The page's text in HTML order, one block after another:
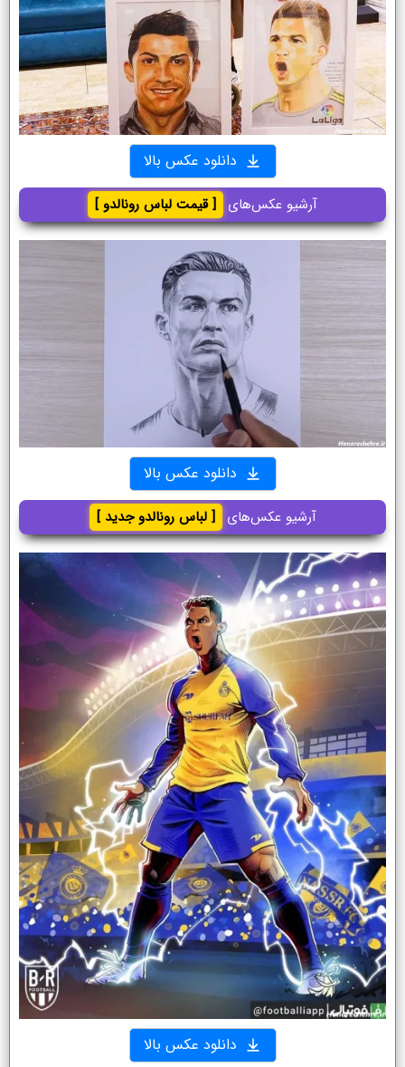
دانلود عکس بالا
آرشیو عکس‌های [ قیمت لباس رونالدو ]
دانلود عکس بالا
آرشیو عکس‌های [ لباس رونالدو جدید ]
دانلود عکس بالا